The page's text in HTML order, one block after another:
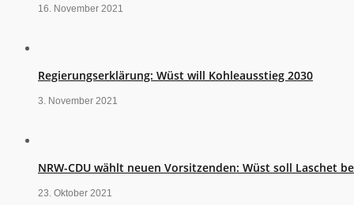
16. November 2021
Regierungserklärung: Wüst will Kohleausstieg 2030
3. November 2021
NRW-CDU wählt neuen Vorsitzenden: Wüst soll Laschet
23. Oktober 2021